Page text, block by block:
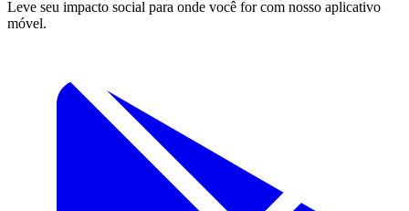
Leve seu impacto social para onde você for com nosso aplicativo
móvel.